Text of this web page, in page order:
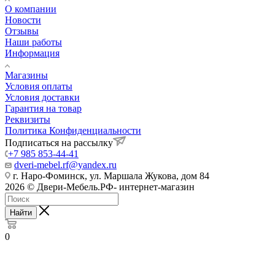
О компании
Новости
Отзывы
Наши работы
Информация
Магазины
Условия оплаты
Условия доставки
Гарантия на товар
Реквизиты
Политика Конфиденциальности
Подписаться на рассылку
+7 985 853-44-41
dveri-mebel.rf@yandex.ru
г. Наро-Фоминск, ул. Маршала Жукова, дом 84
2026 © Двери-Мебель.РФ- интернет-магазин
Найти
0